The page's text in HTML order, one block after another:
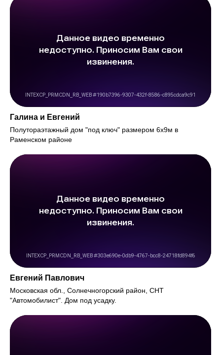
Галина и Евгений
Полутораэтажный дом "под ключ" размером 6х9м в
Раменском районе
Евгений Павлович
Московская обл., Солнечногорский район, СНТ
"Автомобилист". Дом под усадку.